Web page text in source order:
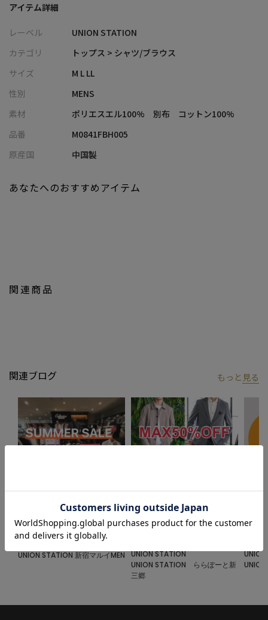
生地のシワ感で風の通り道を作り、肌に密着しないので暑い日で
抗菌/ＵＶカット機能もあり、日照りの強い日にも快適に着用いた
だける1着になります。
【UNION STATION/ ユニオンステーション】
「さりげない上品さ」をキーワードに大人に向けた、素材感と着
心地にこだわったアイテムを展開。
タイルを提案します。
私たちは服を通してみなさまの心が明るくなったりワクワクした
アイテム詳細
レーベル
UNION STATION
カテゴリ
トップス > シャツ/ブラウス
サイズ
M L LL
性別
MENS
素材
ポリエスエル100% 別布 コットン100%
品番
M0841FBH005
原産国
中国製
関連商品
あなたへのおすすめアイテム
関連ブログ もっと 見る
サマーセールを開催中!!!
UNION STATION 新宿マルイMEN
2024.06.21
「MAX50%OFF SALE」 SALE品し
UNION STATION
UNION STATION ららぽーと新
三郷
10％ポ